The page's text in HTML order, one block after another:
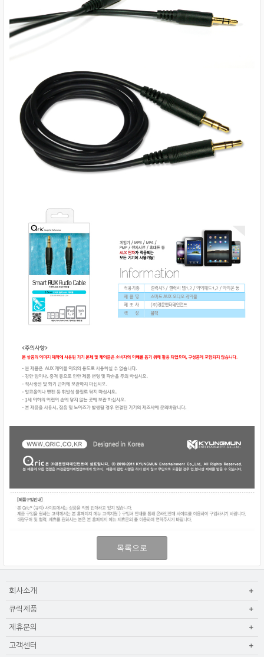
목록으로
회사소개
큐릭제품
제휴문의
고객센터